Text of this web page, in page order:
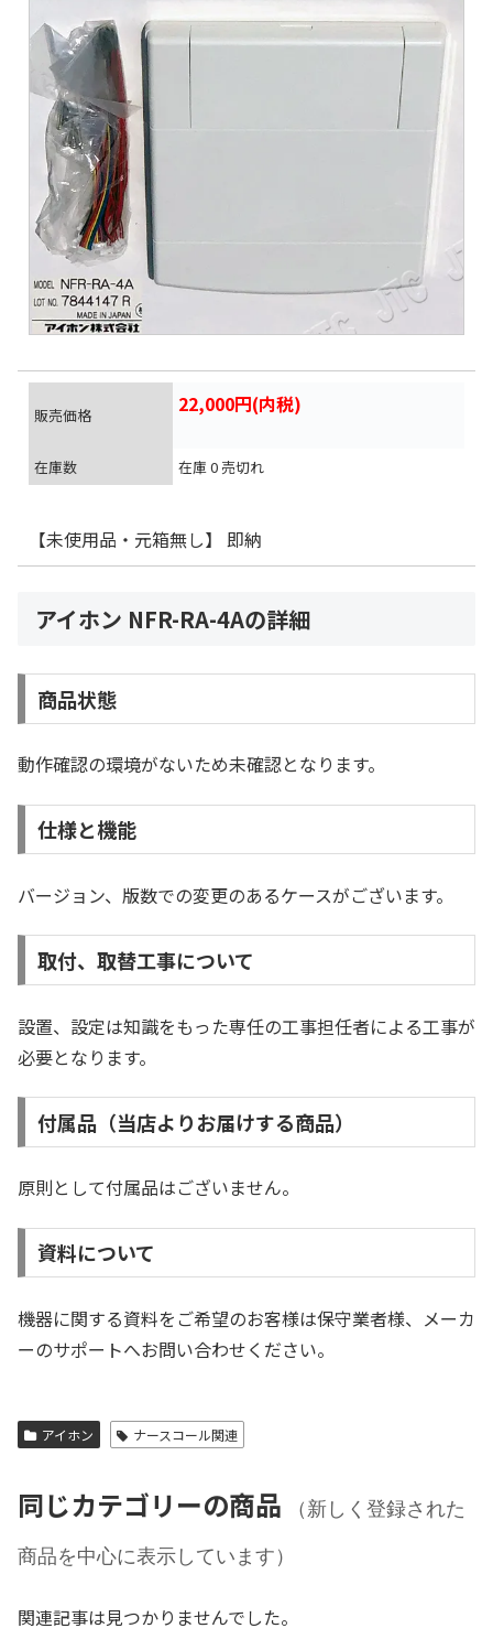
販売価格 22,000円(内税)
在庫数 在庫 0 売切れ
【未使用品・元箱無し】 即納
アイホン NFR-RA-4Aの詳細
商品状態
動作確認の環境がないため未確認となります。
仕様と機能
バージョン、版数での変更のあるケースがございます。
取付、取替工事について
設置、設定は知識をもった専任の工事担任者による工事が
必要となります。
付属品（当店よりお届けする商品）
原則として付属品はございません。
資料について
機器に関する資料をご希望のお客様は保守業者様、メーカ
ーのサポートへお問い合わせください。
アイホン ナースコール関連
同じカテゴリーの商品
（新しく登録された
商品を中心に表示しています）
関連記事は見つかりませんでした。